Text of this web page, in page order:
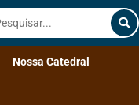
Nossa Catedral